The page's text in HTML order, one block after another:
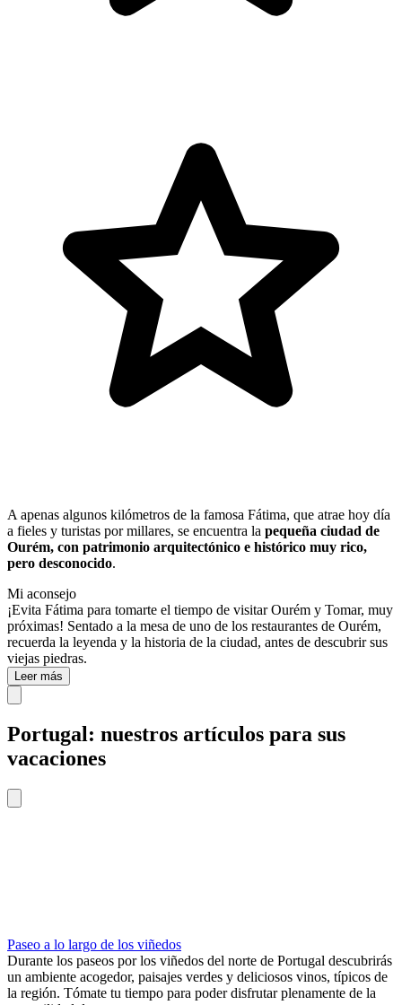
A apenas algunos kilómetros de la famosa Fátima, que atrae hoy día
a fieles y turistas por millares, se encuentra la pequeña ciudad de
Ourém, con patrimonio arquitectónico e histórico muy rico,
pero desconocido.
Mi aconsejo
¡Evita Fátima para tomarte el tiempo de visitar Ourém y Tomar, muy
próximas! Sentado a la mesa de uno de los restaurantes de Ourém,
recuerda la leyenda y la historia de la ciudad, antes de descubrir sus
viejas piedras.
Leer más
Portugal: nuestros artículos para sus
vacaciones
Paseo a lo largo de los viñedos
Durante los paseos por los viñedos del norte de Portugal descubrirás
un ambiente acogedor, paisajes verdes y deliciosos vinos, típicos de
la región. Tómate tu tiempo para poder disfrutar plenamente de la